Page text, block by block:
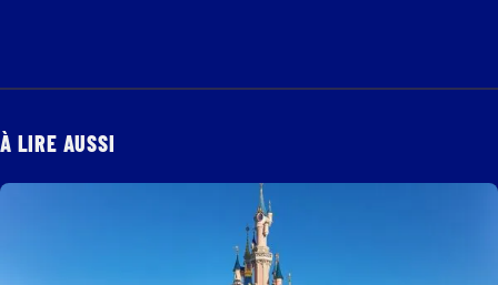
À LIRE AUSSI